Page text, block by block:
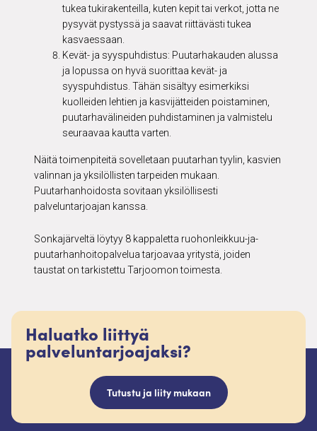
tukea tukirakenteilla, kuten kepit tai verkot, jotta ne
pysyvät pystyssä ja saavat riittävästi tukea
kasvaessaan.
Kevät- ja syyspuhdistus: Puutarhakauden alussa
ja lopussa on hyvä suorittaa kevät- ja
syyspuhdistus. Tähän sisältyy esimerkiksi
kuolleiden lehtien ja kasvijätteiden poistaminen,
puutarhavälineiden puhdistaminen ja valmistelu
seuraavaa kautta varten.
Näitä toimenpiteitä sovelletaan puutarhan tyylin, kasvien
valinnan ja yksilöllisten tarpeiden mukaan.
Puutarhanhoidosta sovitaan yksilöllisesti
palveluntarjoajan kanssa.
Sonkajärveltä löytyy 8 kappaletta ruohonleikkuu-ja-
puutarhanhoitopalvelua tarjoavaa yritystä, joiden
taustat on tarkistettu Tarjoomon toimesta.
Haluatko liittyä
palveluntarjoajaksi?
Tutustu ja liity mukaan